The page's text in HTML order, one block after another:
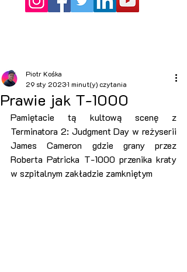
Prawie jak T-1000
Piotr Kośka
29 sty 20231 minut(y) czytania
Pamiętacie tą kultową scenę z
Terminatora 2: Judgment Day w reżyserii
James Cameron gdzie grany przez
Roberta Patricka T-1000 przenika kraty
w szpitalnym zakładzie zamkniętym